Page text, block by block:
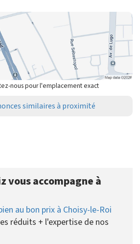
nous pour l'emplacement exact
similaires à proximité
vous accompagne à
au bon prix à Choisy-le-Roi
réduits + l'expertise de nos